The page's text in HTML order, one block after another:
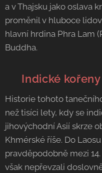
a v Thajsku jako oslava
proměnil v hluboce
hlavní hrdina Phra Lam
Buddha.
Indické
Historie tohoto
než tisíci lety, kdy se
jihovýchodní Asií skrze
Khmérské říše. Do
pravděpodobně mezi
však nepřevzali